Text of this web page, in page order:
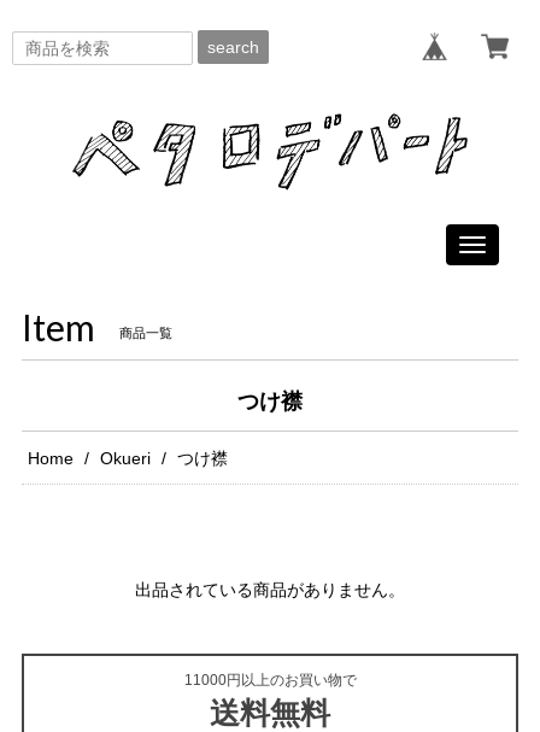
search
Toggle
Item 商品一覧
つけ襟
Home Okueri つけ襟
出品されている商品がありません。
11000円以上のお買い物で
送料無料